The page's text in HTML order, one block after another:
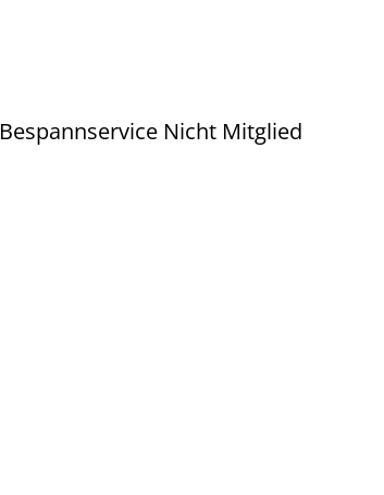
Bespannservice Nicht Mitglied